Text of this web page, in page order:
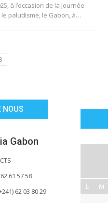
à l’occasion de la Journée
paludisme, le Gabon, à…
NOUS
61 57 58
62 03 80 29
L M